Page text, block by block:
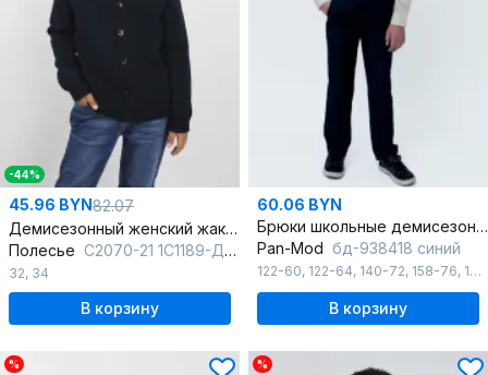
-44%
45.96 BYN82.07
Демисезонный женский жакет вязаный на каждый день
Полесье С2070-21 1С1189-Д43 134,140 т.синий
32, 34
В корзину
60.06 BYN
Брюки школьные демисезон, синий, классический крой, комфортные
Pan-Mod бд-938418 синий
122-60, 122-64, 140-72, 158-76, 164-80
В корзину
% %